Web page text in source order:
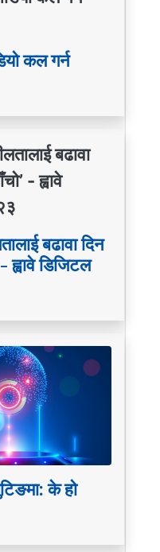
कल गर्न
बढावा दिन
ह्वावे डिजिटल
के हो